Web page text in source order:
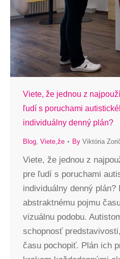
Viete, že jednou z
ľudí s poruchami
individuálny denný plán?
Blog, Viete,že By Viktória
Viete, že jednou z
pre ľudí s poruchami
individuálny denný plán?
abstraktnému pojmu
vizuálnu podobu.
schopnosť
času pochopiť. Plán ich